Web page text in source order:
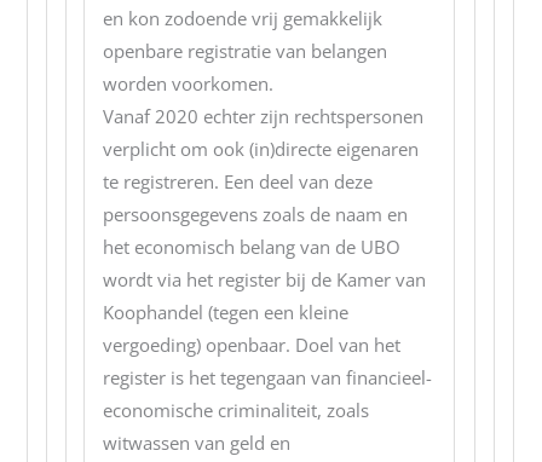
en kon zodoende vrij gemakkelijk
openbare registratie van belangen
worden voorkomen.
Vanaf 2020 echter zijn rechtspersonen
verplicht om ook (in)directe eigenaren
te registreren. Een deel van deze
persoonsgegevens zoals de naam en
het economisch belang van de UBO
wordt via het register bij de Kamer van
Koophandel (tegen een kleine
vergoeding) openbaar. Doel van het
register is het tegengaan van financieel-
economische criminaliteit, zoals
witwassen van geld en